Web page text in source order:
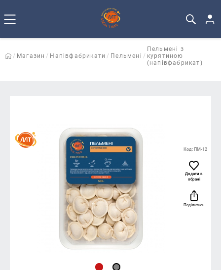
Магазин Напівфабрикати Пельмені
Пельмені з
курятиною
(напівфабрикат)
Код: ПМ-12
Додати в
обрані
Поділитись